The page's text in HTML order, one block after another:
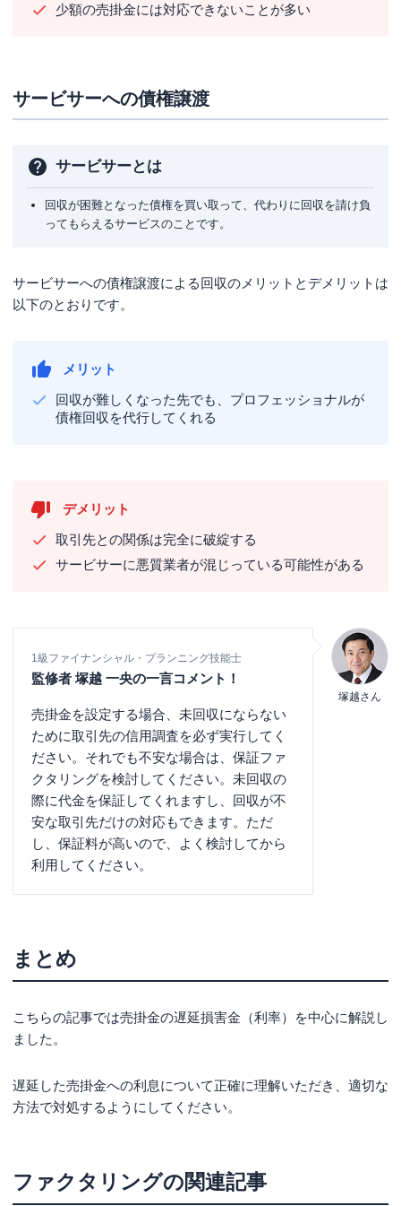
少額の売掛金には対応できないことが多い
サービサーへの債権譲渡
サービサーとは
回収が困難となった債権を買い取って、代わりに回収を請け負
ってもらえるサービスのことです。
サービサーへの債権譲渡による回収のメリットとデメリットは
以下のとおりです。
メリット
回収が難しくなった先でも、プロフェッショナルが
債権回収を代行してくれる
デメリット
取引先との関係は完全に破綻する
サービサーに悪質業者が混じっている可能性がある
1級ファイナンシャル・プランニング技能士
監修者 塚越 一央の一言コメント！
売掛金を設定する場合、未回収にならない
ために取引先の信用調査を必ず実行してく
ださい。それでも不安な場合は、保証ファ
クタリングを検討してください。未回収の
際に代金を保証してくれますし、回収が不
安な取引先だけの対応もできます。ただ
し、保証料が高いので、よく検討してから
利用してください。
塚越さん
まとめ
こちらの記事では売掛金の遅延損害金（利率）を中心に解説し
ました。
遅延した売掛金への利息について正確に理解いただき、適切な
方法で対処するようにしてください。
ファクタリングの関連記事